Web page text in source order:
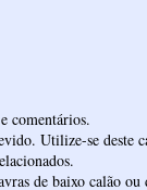
comentários.
Utilize-se deste
de baixo calão